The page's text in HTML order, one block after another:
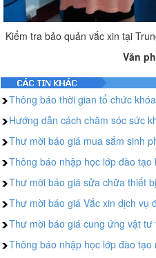
Kiểm tra bảo quản vắc xin tại
Văn
Thông báo thời gian tổ chức
Hướng dẫn cách chăm sóc sức
Thư mời báo giá mua sắm sinh
Thông báo nhập học lớp đào
Thư mời báo giá sửa chữa thiết bị
Thư mời báo giá Vắc xin dịch vụ
Thư mời báo giá cung ứng vật
Thông báo nhập học lớp đào